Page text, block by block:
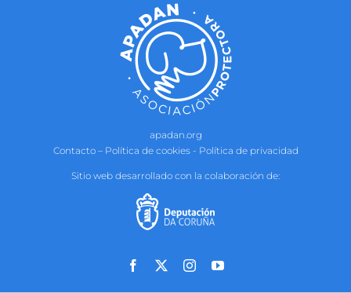
apadan.org
Contacto– Política de cookies- Política de privacidad
Sitio web desarrollado con la colaboración de:
Facebook InstagramYouTube